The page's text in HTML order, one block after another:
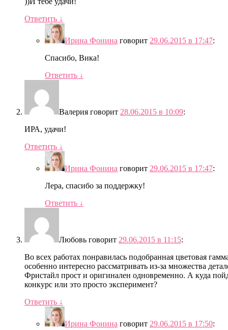
Ответить ↓
Ирина Фонина говорит 29.06.2015 в 17:47:
Спасибо, Вика!
Ответить ↓
Валерия говорит 28.06.2015 в 10:09:
ИРА, удачи!
Ответить ↓
Ирина Фонина говорит 29.06.2015 в 17:47:
Лера, спасибо за поддержку!
Ответить ↓
Любовь говорит 29.06.2015 в 11:15:
Во всех работах понравилась подобранная цветовая
особенно интересно рассматривать из-за множества
Фристайл прост и оригинален одновременно. А куда
конкурс или это просто эксперимент?
Ответить ↓
Ирина Фонина говорит 29.06.2015 в 17:50: